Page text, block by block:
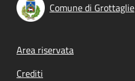
Comune di Grottaglie
Footer menu
Area riservata
Crediti